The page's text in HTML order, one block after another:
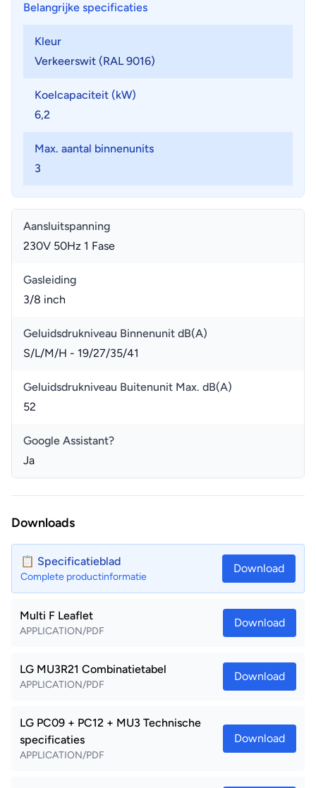
Belangrijke specificaties
Kleur
Verkeerswit (RAL 9016)
Koelcapaciteit (kW)
6,2
Max. aantal binnenunits
3
Aansluitspanning
230V 50Hz 1 Fase
Gasleiding
3/8 inch
Geluidsdrukniveau Binnenunit dB(A)
S/L/M/H - 19/27/35/41
Geluidsdrukniveau Buitenunit Max. dB(A)
52
Google Assistant?
Ja
Downloads
📋 Specificatieblad
Complete productinformatie
Download
Multi F Leaflet
APPLICATION/PDF
Download
LG MU3R21 Combinatietabel
APPLICATION/PDF
Download
LG PC09 + PC12 + MU3 Technische
specificaties
APPLICATION/PDF
Download